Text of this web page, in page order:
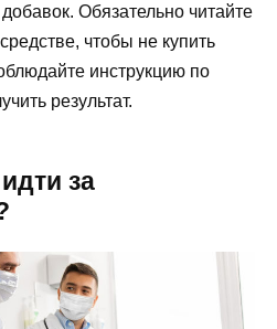
Обязательно читайте
чтобы не купить
инструкцию по
результат.
за